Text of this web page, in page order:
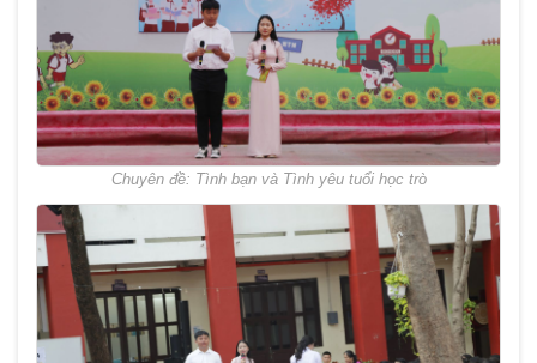
Chuyên đề: Tình bạn và Tình yêu tuổi học trò